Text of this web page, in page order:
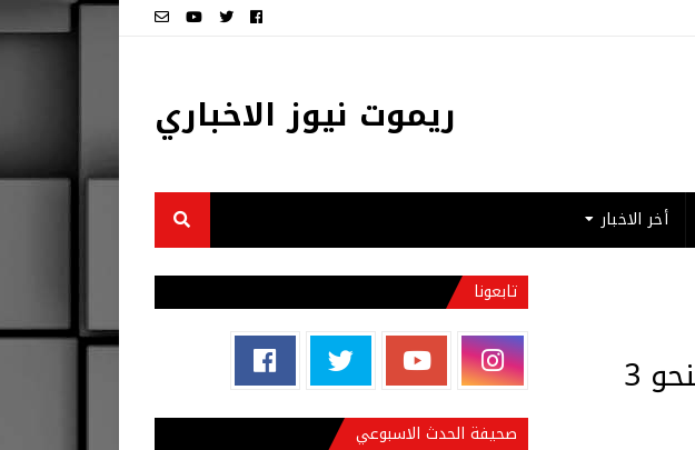
ريموت نيوز الاخباري
أخر الاخبار
السويد تسقط قضية ضد أم اتهمت باحتجاز ابنها لنحو 3
تابعونا
صحيفة الحدث الاسبوعي